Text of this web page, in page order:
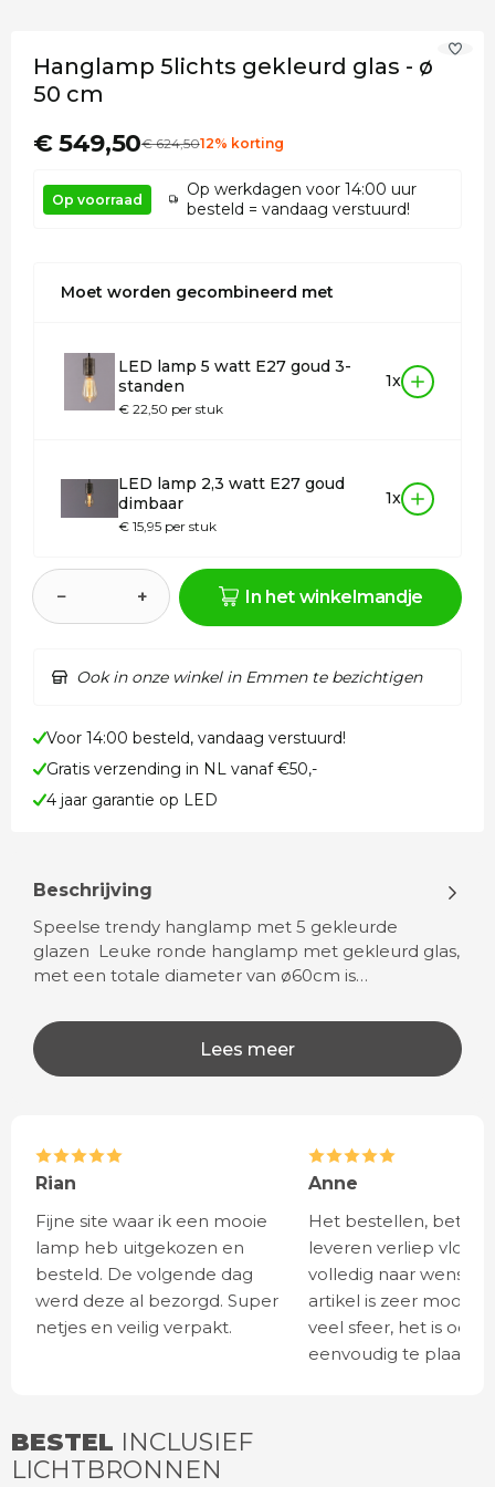
Hanglamp 5lichts gekleurd glas - ø
50 cm
€ 549,50€624,5012% korting
Op voorraad
Op werkdagen voor 14:00 uur
besteld = vandaag verstuurd!
Moet worden gecombineerd met
LED lamp 5 watt E27 goud 3-
standen
€ 22,50 per stuk
1x
LED lamp 2,3 watt E27 goud
dimbaar
€ 15,95 per stuk
1x
− + In het winkelmandje
Ook in onze winkel in Emmen te bezichtigen
Voor 14:00 besteld, vandaag verstuurd!
Gratis verzending in NL vanaf €50,-
4 jaar garantie op LED
Beschrijving
Speelse trendy hanglamp met 5 gekleurde
glazen Leuke ronde hanglamp met gekleurd glas,
met een totale diameter van ø60cm is…
Lees meer
Rian
Fijne site waar ik een mooie
lamp heb uitgekozen en
besteld. De volgende dag
werd deze al bezorgd. Super
netjes en veilig verpakt.
Anne
Het bestellen,
leveren verliep vlot en
volledig naar wens.
artikel is zeer mooi
veel sfeer, het is ook
eenvoudig te
BESTEL INCLUSIEF
LICHTBRONNEN